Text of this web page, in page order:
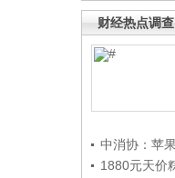
财经热点调查
中消协：苹
1880元天价